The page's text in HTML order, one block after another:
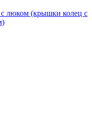
люком (крышки колец с